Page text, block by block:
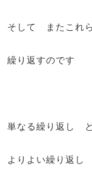
そして またこれ
繰り返すのです
単なる繰り返し
よりよい繰り返し